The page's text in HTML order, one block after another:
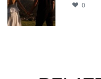
0